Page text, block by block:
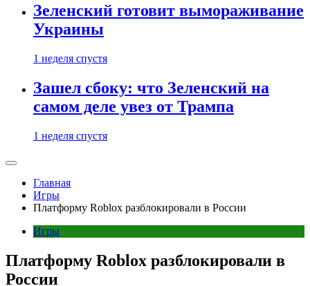
Зеленский готовит вымораживание
Украины
1 неделя спустя
Зашел сбоку: что Зеленский на
самом деле увез от Трампа
1 неделя спустя
Главная
Игры
Платформу Roblox разблокировали в России
Игры
Платформу Roblox разблокировали в
России